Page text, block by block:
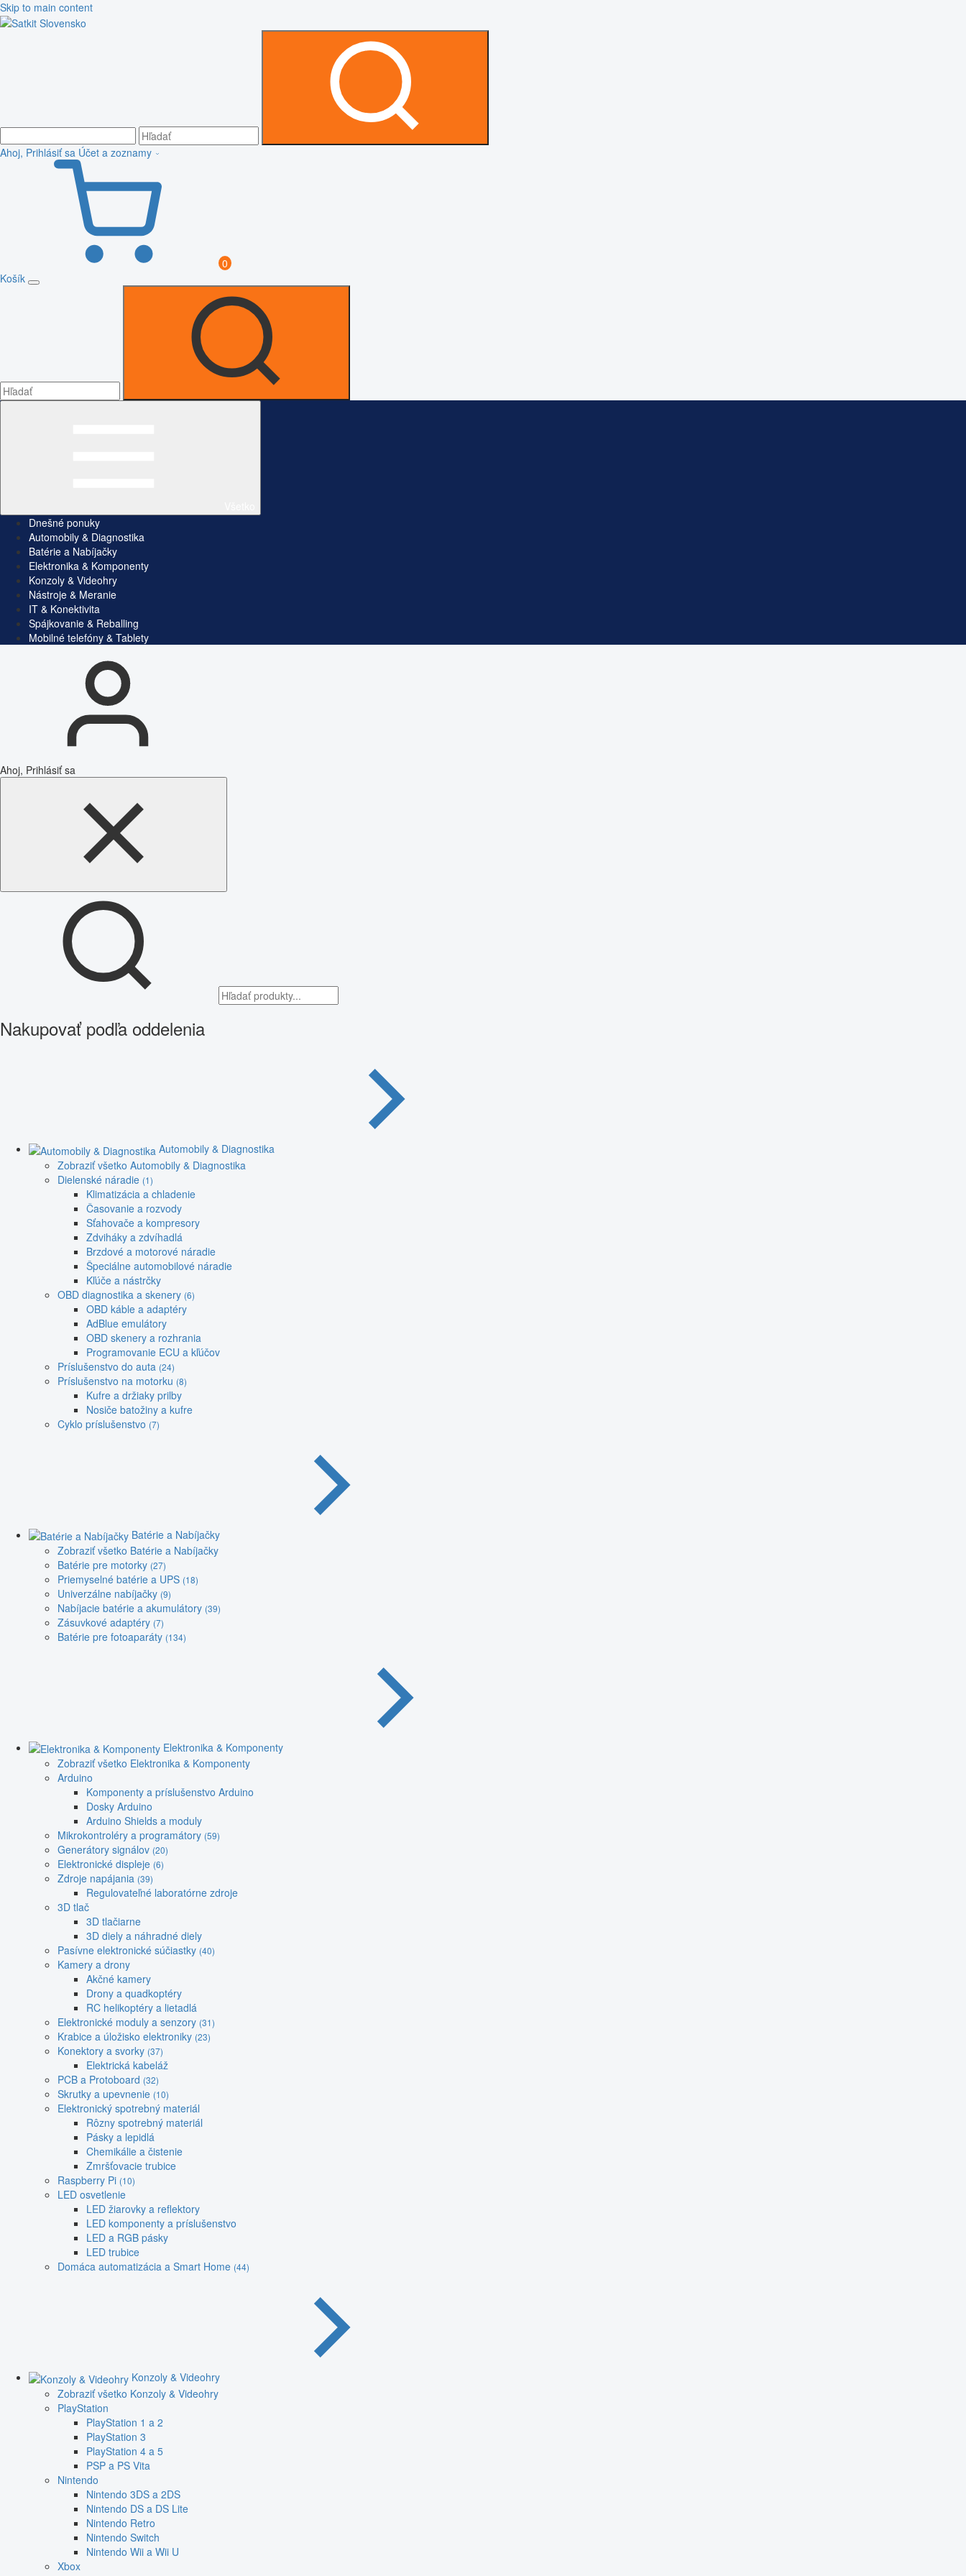
Skip to main content
Ahoj, Prihlásiť sa Účet a zoznamy
0
Košík
Dnešné ponuky
Automobily & Diagnostika
Batérie a Nabíjačky
Elektronika & Komponenty
Konzoly & Videohry
Nástroje & Meranie
IT & Konektivita
Spájkovanie & Reballing
Mobilné telefóny & Tablety
Ahoj, Prihlásiť sa
Nakupovať podľa oddelenia
Automobily & Diagnostika
Zobraziť všetko Automobily & Diagnostika
Dielenské náradie (1)
Klimatizácia a chladenie
Časovanie a rozvody
Sťahovače a kompresory
Zdviháky a zdvíhadlá
Brzdové a motorové náradie
Špeciálne automobilové náradie
Kľúče a nástrčky
OBD diagnostika a skenery (6)
OBD káble a adaptéry
AdBlue emulátory
OBD skenery a rozhrania
Programovanie ECU a kľúčov
Príslušenstvo do auta (24)
Príslušenstvo na motorku (8)
Kufre a držiaky prilby
Nosiče batožiny a kufre
Cyklo príslušenstvo (7)
Batérie a Nabíjačky
Zobraziť všetko Batérie a Nabíjačky
Batérie pre motorky (27)
Priemyselné batérie a UPS (18)
Univerzálne nabíjačky (9)
Nabíjacie batérie a akumulátory (39)
Zásuvkové adaptéry (7)
Batérie pre fotoaparáty (134)
Elektronika & Komponenty
Zobraziť všetko Elektronika & Komponenty
Arduino
Komponenty a príslušenstvo Arduino
Dosky Arduino
Arduino Shields a moduly
Mikrokontroléry a programátory (59)
Generátory signálov (20)
Elektronické displeje (6)
Zdroje napájania (39)
Regulovateľné laboratórne zdroje
3D tlač
3D tlačiarne
3D diely a náhradné diely
Pasívne elektronické súčiastky (40)
Kamery a drony
Akčné kamery
Drony a quadkoptéry
RC helikoptéry a lietadlá
Elektronické moduly a senzory (31)
Krabice a úložisko elektroniky (23)
Konektory a svorky (37)
Elektrická kabeláž
PCB a Protoboard (32)
Skrutky a upevnenie (10)
Elektronický spotrebný materiál
Rôzny spotrebný materiál
Pásky a lepidlá
Chemikálie a čistenie
Zmršťovacie trubice
Raspberry Pi (10)
LED osvetlenie
LED žiarovky a reflektory
LED komponenty a príslušenstvo
LED a RGB pásky
LED trubice
Domáca automatizácia a Smart Home (44)
Konzoly & Videohry
Zobraziť všetko Konzoly & Videohry
PlayStation
PlayStation 1 a 2
PlayStation 3
PlayStation 4 a 5
PSP a PS Vita
Nintendo
Nintendo 3DS a 2DS
Nintendo DS a DS Lite
Nintendo Retro
Nintendo Switch
Nintendo Wii a Wii U
Xbox